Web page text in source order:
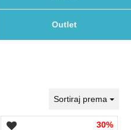
Outlet
Sortiraj prema
30%